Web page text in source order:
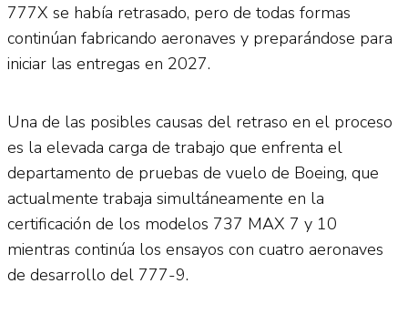
777X se había retrasado, pero de todas formas
continúan fabricando aeronaves y preparándose para
iniciar las entregas en 2027.
Una de las posibles causas del retraso en el proceso
es la elevada carga de trabajo que enfrenta el
departamento de pruebas de vuelo de Boeing, que
actualmente trabaja simultáneamente en la
certificación de los modelos 737 MAX 7 y 10
mientras continúa los ensayos con cuatro aeronaves
de desarrollo del 777-9.